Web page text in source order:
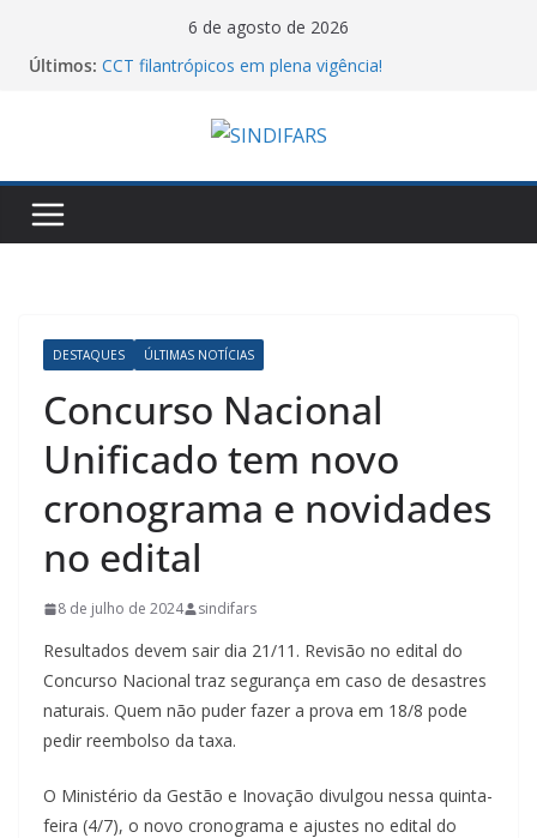
6 de agosto de 2026
Últimos: CCT filantrópicos em plena vigência!
Assistência Farmacêutica
Cartilha do MTE sobre atos antissindicais!
Piso salarial farmacêutico: por que comparar
DESTAQUES ÚLTIMAS NOTÍCIAS
Concurso Nacional
Unificado tem novo
cronograma e novidades
no edital
8 de julho de 2024 sindifars
Resultados devem sair dia 21/11. Revisão no edital do
Concurso Nacional traz segurança em caso de desastres
naturais. Quem não puder fazer a prova em 18/8 pode
pedir reembolso da taxa.
O Ministério da Gestão e Inovação divulgou nessa quinta-
feira (4/7), o novo cronograma e ajustes no edital do